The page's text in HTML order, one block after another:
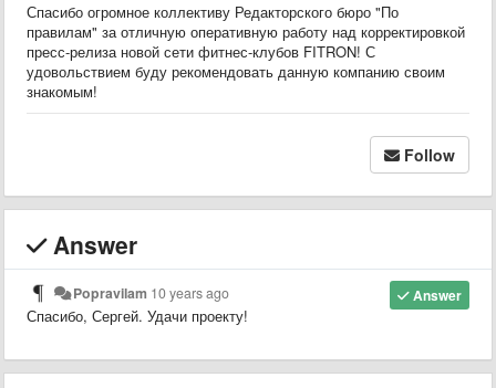
Спасибо огромное коллективу Редакторского бюро "По
правилам" за отличную оперативную работу над корректировкой
пресс-релиза новой сети фитнес-клубов FITRON! С
удовольствием буду рекомендовать данную компанию своим
знакомым!
Follow
Answer
Answer
Popravilam 10 years ago
Спасибо, Сергей. Удачи проекту!